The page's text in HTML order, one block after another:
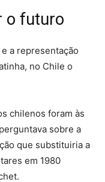
o futuro
a representação
no Chile o
chilenos foram às
sobre a
que substituiria a
em 1980